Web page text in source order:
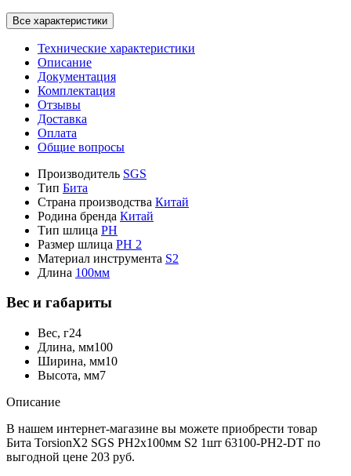
Все характеристики
Технические характеристики
Описание
Документация
Комплектация
Отзывы
Доставка
Оплата
Общие вопросы
Производитель SGS
Тип Бита
Страна производства Китай
Родина бренда Китай
Тип шлица PH
Размер шлица PH 2
Материал инструмента S2
Длина 100мм
Вес и габариты
Вес, г24
Длина, мм100
Ширина, мм10
Высота, мм7
Описание
В нашем интернет-магазине вы можете приобрести товар
Бита TorsionX2 SGS PH2х100мм S2 1шт 63100-PH2-DT по
выгодной цене 203 руб.